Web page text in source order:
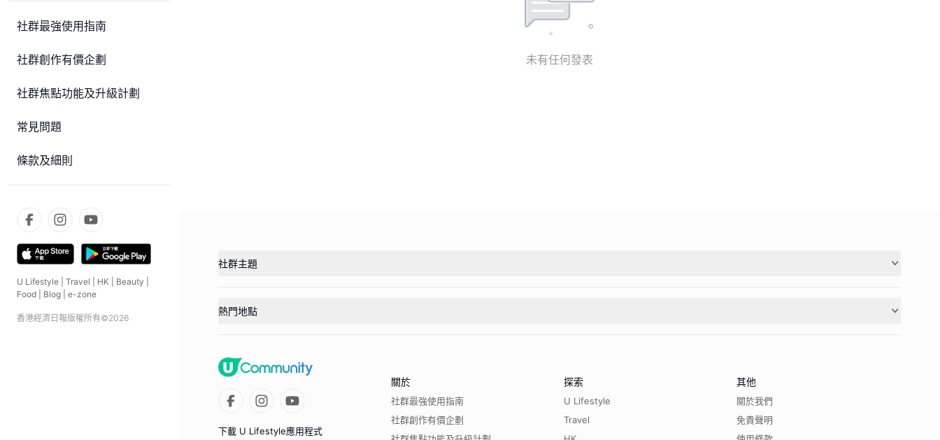
社群最強使用指南
社群創作有價企劃
社群焦點功能及升級計劃
常見問題
條款及細則
U Lifestyle Travel HK Beauty
Food
Blog e-zone
香港經濟日報版權所有©2026
未有任何發表
社群主題
熱門地點
下載 U Lifestyle應用程式
關於
社群最強使用指南
社群創作有價企劃
探索
U Lifestyle
Travel
其他
關於我們
免責聲明